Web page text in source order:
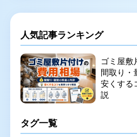
人気記事ランキング
ゴミ屋敷
間取り・
安くする
説
タグ一覧